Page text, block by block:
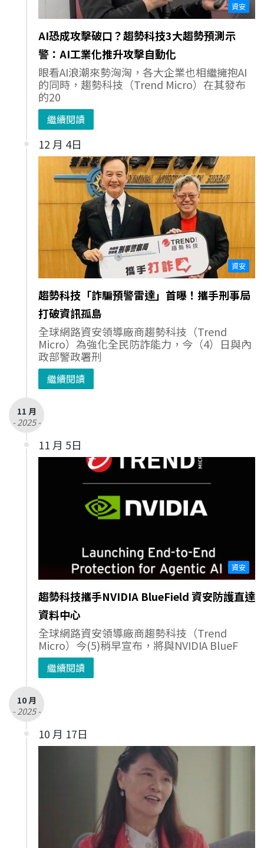
資安
AI恐成攻擊破口？趨勢科技3大趨勢預測示
警：AI工業化推升攻擊自動化
眼看AI浪潮來勢洶洶，各大企業也相繼擁抱AI
的同時，趨勢科技（Trend Micro）在其發布
的20
繼續閱讀
12 月 4日
資安
趨勢科技「詐騙預警雷達」首曝！攜手刑事局
打破資訊孤島
全球網路資安領導廠商趨勢科技（Trend
Micro）為強化全民防詐能力，今（4）日與內
政部警政署刑
繼續閱讀
11 月
- 2025 -
11 月 5日
資安
趨勢科技攜手NVIDIA BlueField 資安防護直達
資料中心
全球網路資安領導廠商趨勢科技（Trend
Micro）今(5)稍早宣布，將與NVIDIA BlueF
繼續閱讀
10 月
- 2025 -
10 月 17日